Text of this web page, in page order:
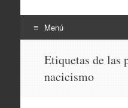
Menú
contenido
Etiquetas de las
nacicismo